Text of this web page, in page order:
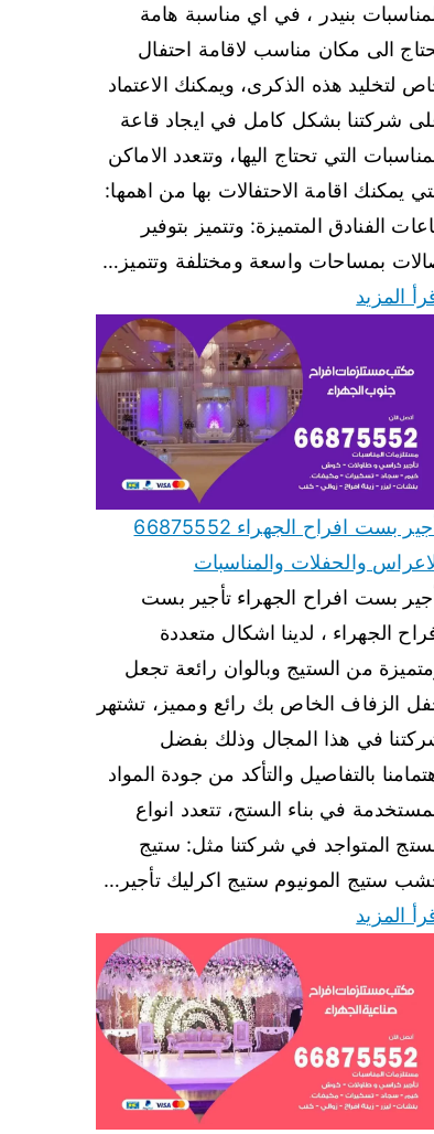
بنيدر ، في اي مناسبة هامة
الى مكان مناسب لاقامة احتفال
لتخليد هذه الذكرى، ويمكنك الاعتماد
شركتنا بشكل كامل في ايجاد قاعة
التي تحتاج اليها، وتتعدد الاماكن
يمكنك اقامة الاحتفالات بها من اهمها:
الفنادق المتميزة: وتتميز بتوفير
بمساحات واسعة ومختلفة وتتميز…
المزيد
تأجير بست افراح الجهراء 66875552
والحفلات والمناسبات
بست افراح الجهراء تأجير بست
الجهراء ، لدينا اشكال متعددة
من الستيج وبالوان رائعة تجعل
الزفاف الخاص بك رائع ومميز، تشتهر
في هذا المجال وذلك بفضل
بالتفاصيل والتأكد من جودة المواد
في بناء الستج، تتعدد انواع
المتواجد في شركتنا مثل: ستيج
ستيج المونيوم ستيج اكرليك تأجير…
المزيد